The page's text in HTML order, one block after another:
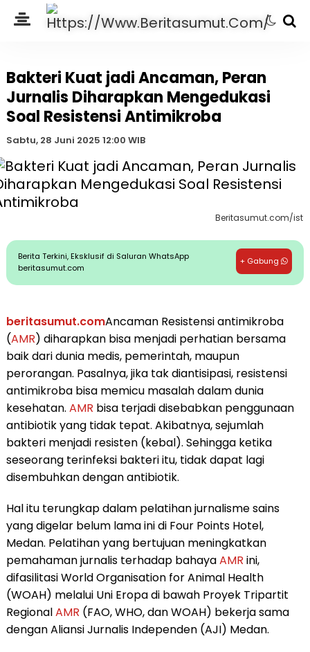
Bakteri Kuat jadi Ancaman, Peran
Jurnalis Diharapkan Mengedukasi
Soal Resistensi Antimikroba
Sabtu, 28 Juni 2025 12:00 WIB
Beritasumut.com/ist
Berita Terkini, Eksklusif di Saluran WhatsApp
beritasumut.com
+ Gabung
beritasumut.comAncaman Resistensi antimikroba
(AMR) diharapkan bisa menjadi perhatian bersama
baik dari dunia medis, pemerintah, maupun
perorangan. Pasalnya, jika tak diantisipasi, resistensi
antimikroba bisa memicu masalah dalam dunia
kesehatan. AMR bisa terjadi disebabkan penggunaan
antibiotik yang tidak tepat. Akibatnya, sejumlah
bakteri menjadi resisten (kebal). Sehingga ketika
seseorang terinfeksi bakteri itu, tidak dapat lagi
disembuhkan dengan antibiotik.
Hal itu terungkap dalam pelatihan jurnalisme sains
yang digelar belum lama ini di Four Points Hotel,
Medan. Pelatihan yang bertujuan meningkatkan
pemahaman jurnalis terhadap bahayaAMR ini,
difasilitasi World Organisation for Animal Health
(WOAH) melalui Uni Eropa di bawah Proyek Tripartit
RegionalAMR (FAO, WHO, dan WOAH) bekerja sama
dengan Aliansi Jurnalis Independen (AJI) Medan.